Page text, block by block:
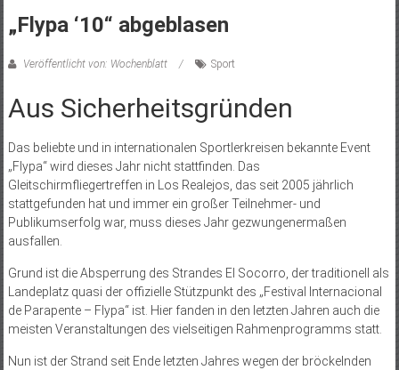
„Flypa ‘10“ abgeblasen
Veröffentlicht von: Wochenblatt Sport
Aus Sicherheitsgründen
Das beliebte und in internationalen Sportlerkreisen bekannte Event
„Flypa“ wird dieses Jahr nicht stattfinden. Das
Gleitschirmfliegertreffen in Los Realejos, das seit 2005 jährlich
stattgefunden hat und immer ein großer Teilnehmer- und
Publikumserfolg war, muss dieses Jahr gezwungenermaßen
ausfallen.
Grund ist die Absperrung des Strandes El Socorro, der traditionell als
Landeplatz quasi der offizielle Stützpunkt des „Festival Internacional
de Parapente – Flypa“ ist. Hier fanden in den letzten Jahren auch die
meisten Veranstaltungen des vielseitigen Rahmenprogramms statt.
Nun ist der Strand seit Ende letzten Jahres wegen der bröckelnden